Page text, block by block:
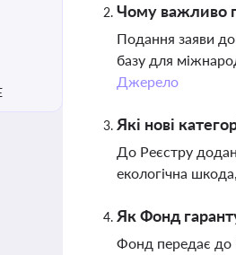
Чому важливо
Подання заяви
базу для
Джерело
Які нові
До Реєстру
екологічна
Як Фонд
Фонд передає до